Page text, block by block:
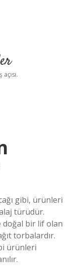
gibi, ürünleri
türüdür.
doğal bir lif olan
torbalardır.
ürünleri